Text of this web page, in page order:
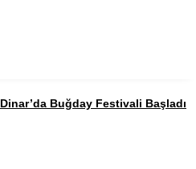
Dinar’da Buğday Festivali Başladı